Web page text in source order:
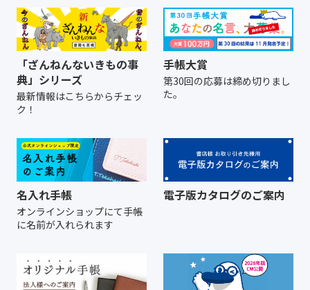
「ざんねんないきもの事
典」シリーズ
最新情報はこちらからチェッ
ク！
手帳大賞
第30回の応募は締め切りまし
た。
名入れ手帳
オンラインショップにて手帳
に名前が入れられます
電子版カタログのご案内